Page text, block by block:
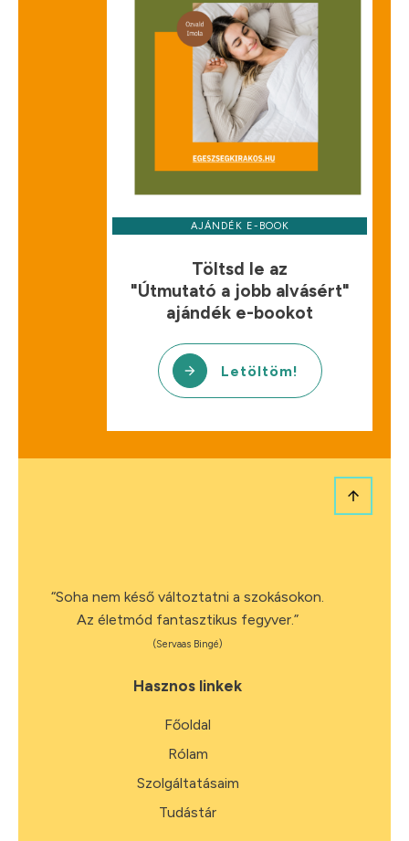
AJÁNDÉK E-BOOK
Töltsd le az
"Útmutató a jobb alvásért"
ajándék e-bookot
Letöltöm!
“Soha nem késő változtatni a szokásokon.
Az életmód fantasztikus fegyver.”
(Servaas Bingé)
Hasznos linkek
Főoldal
Rólam
Szolgáltatásaim
Tudástár